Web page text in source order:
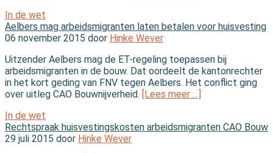
In de wet
Aelbers mag arbeidsmigranten laten betalen voor huisvesting
06 november 2015 door Hinke Wever
Uitzender Aelbers mag de ET-regeling toepassen bij
arbeidsmigranten in de bouw. Dat oordeelt de kantonrechter
in het kort geding van FNV tegen Aelbers. Het conflict ging
over uitleg CAO Bouwnijverheid. [Lees meer …]
In de wet
Rechtspraak huisvestingskosten arbeidsmigranten CAO Bouw
29 juli 2015 door Hinke Wever